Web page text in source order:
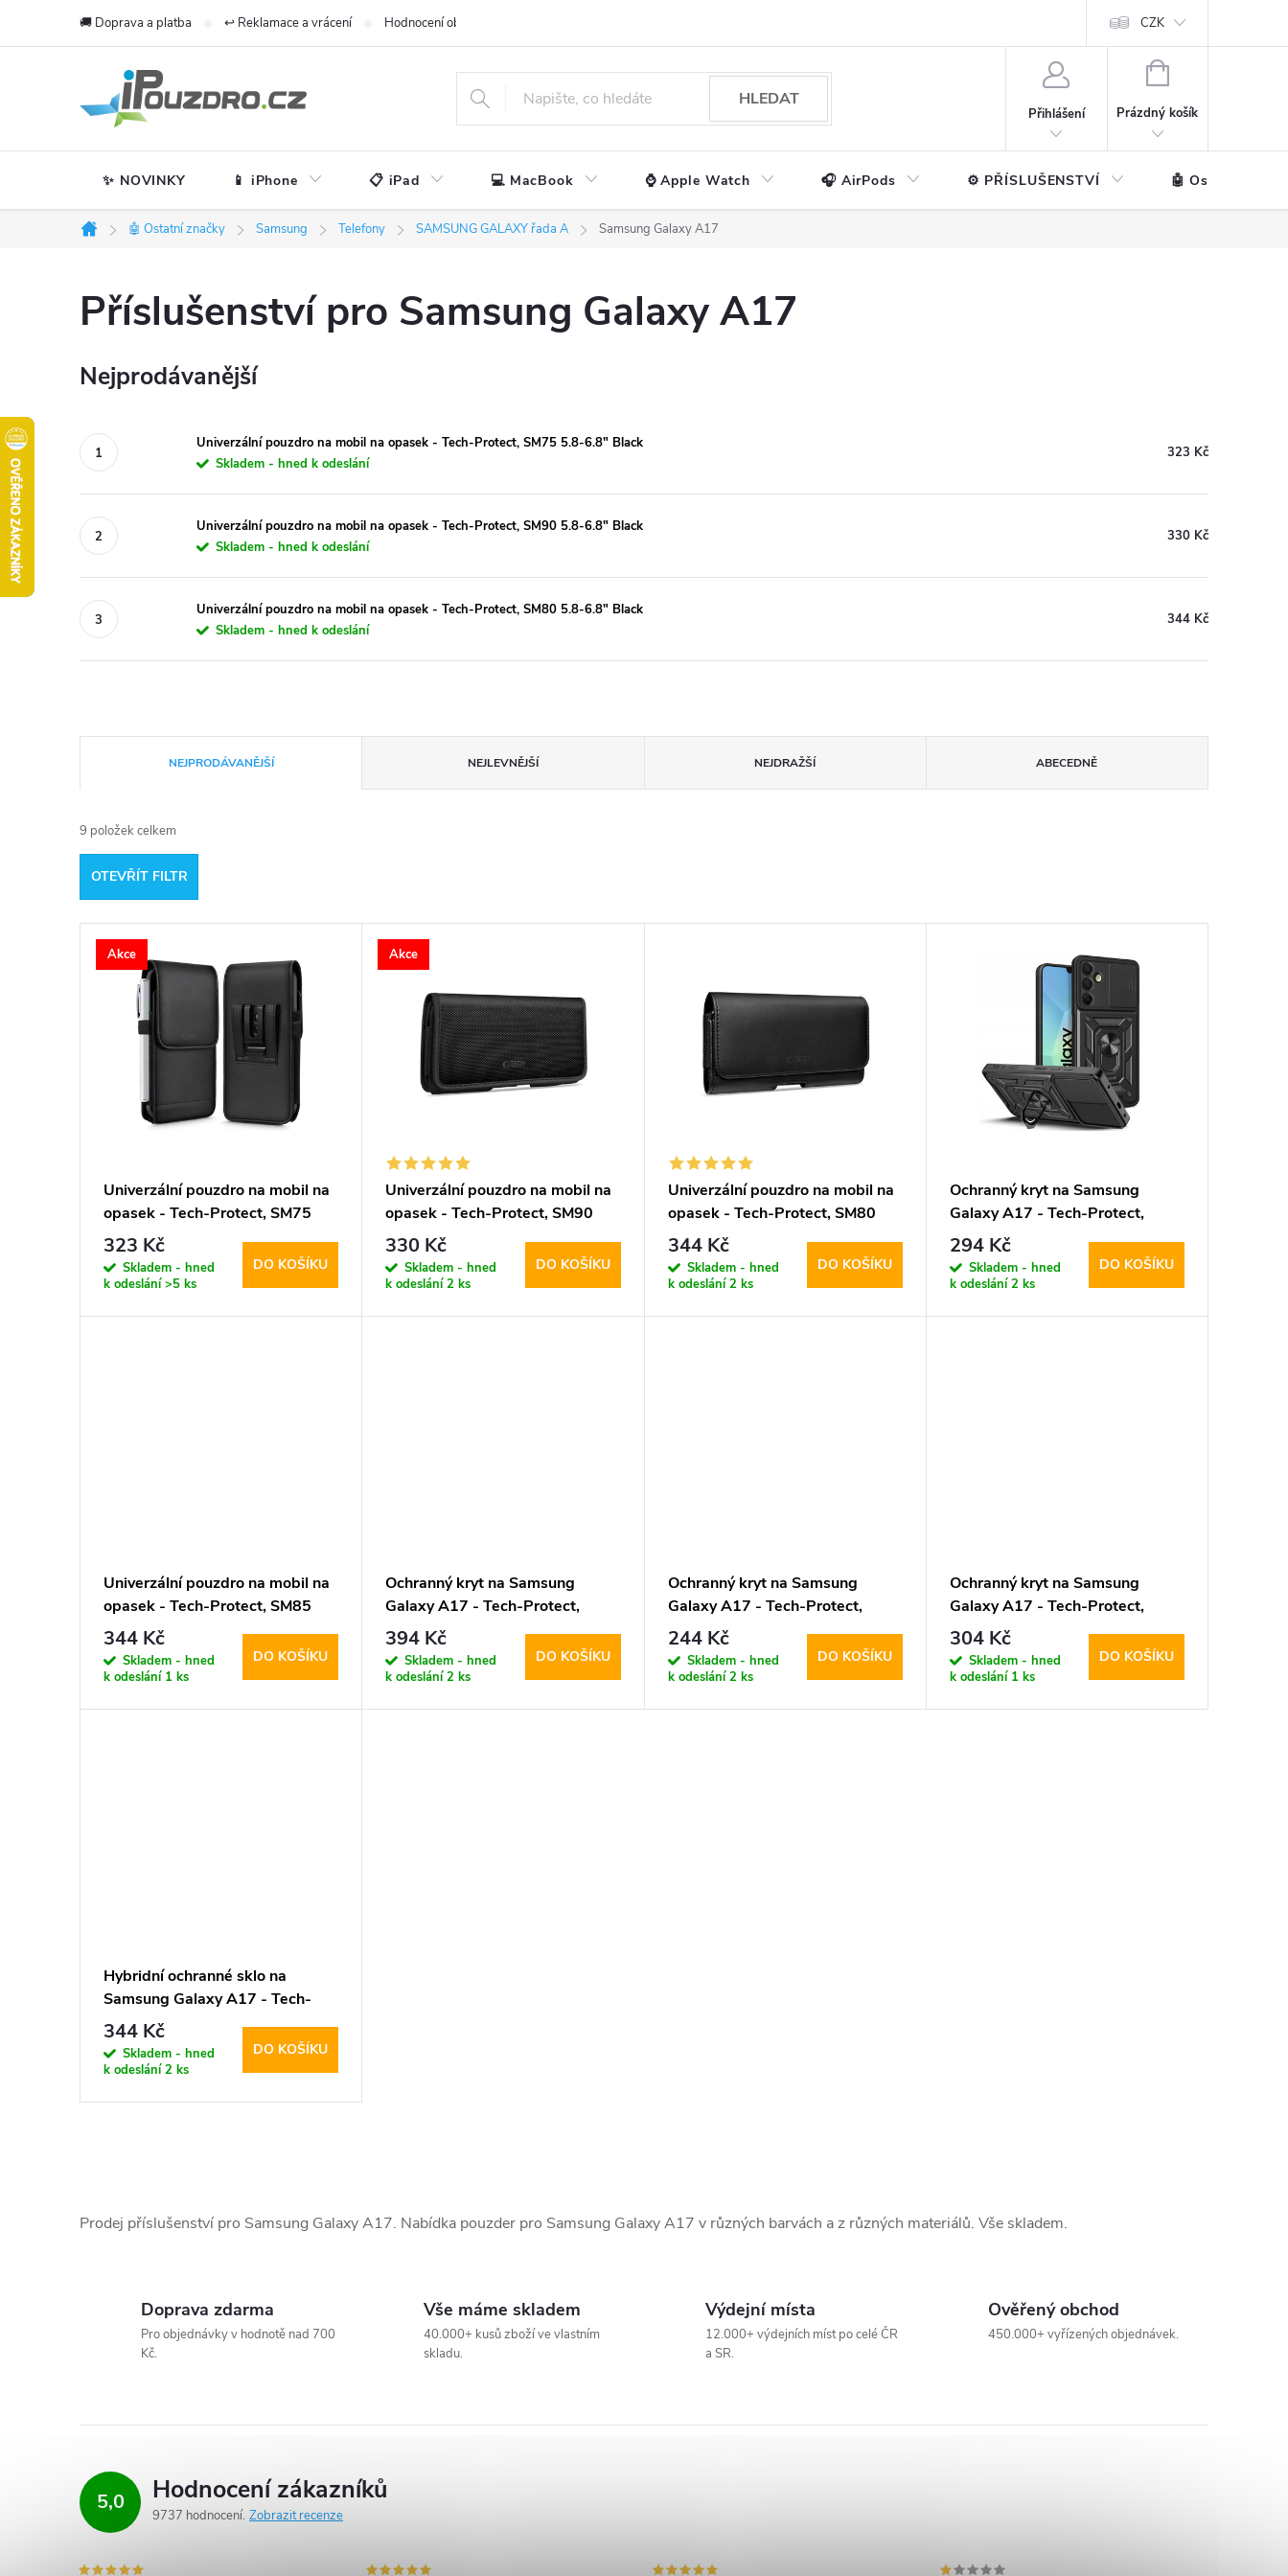
🚚 Doprava a platba ↩️ Reklamace a vrácení Hodnocení obchodu CZK
HLEDAT
Přihlášení
NÁKUPNÍ
Prázdný košík
✨ NOVINKY 📱 iPhone 📋 iPad 💻 MacBook ⌚ Apple Watch 🎧 AirPods ⚙️ PŘÍSLUŠENSTVÍ 🤖 Ostatní
Domů
🤖 Ostatní značky Samsung Telefony SAMSUNG GALAXY řada A Samsung Galaxy A17
Příslušenství pro Samsung Galaxy A17
Nejprodávanější
Univerzální pouzdro na mobil na opasek - Tech-Protect, SM75 5.8-6.8" Black
Skladem - hned k odeslání
323 Kč
Univerzální pouzdro na mobil na opasek - Tech-Protect, SM90 5.8-6.8" Black
Skladem - hned k odeslání
330 Kč
Univerzální pouzdro na mobil na opasek - Tech-Protect, SM80 5.8-6.8" Black
Skladem - hned k odeslání
344 Kč
a
z
e
n
t
NEJPRODÁVANĚJŠÍ NEJLEVNĚJŠÍ NEJDRAŽŠÍ ABECEDNĚ
9 položek celkem
OTEVŘÍT FILTR
V
d
Akce
Univerzální pouzdro na mobil na
opasek - Tech-Protect, SM75
5.8-6.8" Black
323 Kč
Skladem - hned
k odeslání>5 ks
DO KOŠÍKU
Akce
Univerzální pouzdro na mobil na
opasek - Tech-Protect, SM90
5.8-6.8" Black
330 Kč
Skladem - hned
k odeslání2 ks
DO KOŠÍKU
Univerzální pouzdro na mobil na
opasek - Tech-Protect, SM80
5.8-6.8" Black
344 Kč
Skladem - hned
k odeslání2 ks
DO KOŠÍKU
Ochranný kryt na Samsung
Galaxy A17 - Tech-Protect,
CamShield Black
294 Kč
Skladem - hned
k odeslání2 ks
DO KOŠÍKU
Univerzální pouzdro na mobil na
opasek - Tech-Protect, SM85
5.8-6.8" Black
344 Kč
Skladem - hned
k odeslání 1 ks
DO KOŠÍKU
Ochranný kryt na Samsung
Galaxy A17 - Tech-Protect,
Flexair Hybrid MagSafe
394 Kč
Skladem - hned
k odeslání2 ks
DO KOŠÍKU
Ochranný kryt na Samsung
Galaxy A17 - Tech-Protect,
Flexair Crystal
244 Kč
Skladem - hned
k odeslání2 ks
DO KOŠÍKU
Ochranný kryt na Samsung
Galaxy A17 - Tech-Protect,
MagFlex MagSafe Shiny Black
304 Kč
Skladem - hned
k odeslání 1 ks
DO KOŠÍKU
Hybridní ochranné sklo na
Samsung Galaxy A17 - Tech-
Protect, Glass Fit+ (2ks)
344 Kč
Skladem - hned
k odeslání2 ks
DO KOŠÍKU
v
p
r
v
Prodej příslušenství pro Samsung Galaxy A17. Nabídka pouzder pro Samsung Galaxy A17 v různých barvách a z různých materiálů. Vše skladem.
Doprava zdarma
Pro objednávky v hodnotě nad 700
Kč.
Vše máme skladem
40.000+ kusů zboží ve vlastním
skladu.
Výdejní místa
12.000+ výdejních míst po celé ČR
a SR.
Ověřený obchod
450.000+ vyřízených objednávek.
5,0 Hodnocení zákazníků
9737 hodnocení Zobrazit recenze